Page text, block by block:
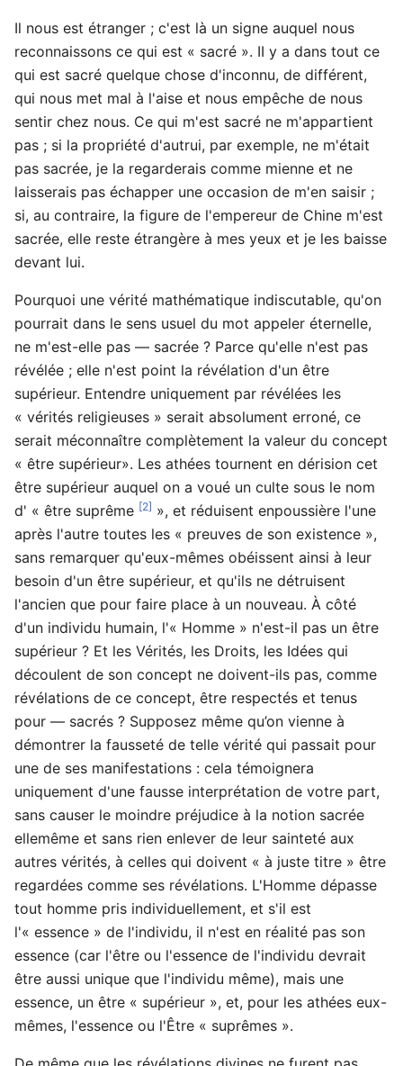
Il nous est étranger ; c'est là un signe auquel nous
reconnaissons ce qui est « sacré ». II y a dans tout ce
qui est sacré quelque chose d'inconnu, de différent,
qui nous met mal à l'aise et nous empêche de nous
sentir chez nous. Ce qui m'est sacré ne m'appartient
pas ; si la propriété d'autrui, par exemple, ne m'était
pas sacrée, je la regarderais comme mienne et ne
laisserais pas échapper une occasion de m'en saisir ;
si, au contraire, la figure de l'empereur de Chine m'est
sacrée, elle reste étrangère à mes yeux et je les baisse
devant lui.
Pourquoi une vérité mathématique indiscutable, qu'on
pourrait dans le sens usuel du mot appeler éternelle,
ne m'est-elle pas — sacrée ? Parce qu'elle n'est pas
révélée ; elle n'est point la révélation d'un être
supérieur. Entendre uniquement par révélées les
« vérités religieuses » serait absolument erroné, ce
serait méconnaître complètement la valeur du concept
« être supérieur». Les athées tournent en dérision cet
être supérieur auquel on a voué un culte sous le nom
d' « être suprême [2] », et réduisent enpoussière l'une
après l'autre toutes les « preuves de son existence »,
sans remarquer qu'eux-mêmes obéissent ainsi à leur
besoin d'un être supérieur, et qu'ils ne détruisent
l'ancien que pour faire place à un nouveau. À côté
d'un individu humain, l'« Homme » n'est-il pas un être
supérieur ? Et les Vérités, les Droits, les Idées qui
découlent de son concept ne doivent-ils pas, comme
révélations de ce concept, être respectés et tenus
pour — sacrés ? Supposez même qu’on vienne à
démontrer la fausseté de telle vérité qui passait pour
une de ses manifestations : cela témoignera
uniquement d'une fausse interprétation de votre part,
sans causer le moindre préjudice à la notion sacrée
ellemême et sans rien enlever de leur sainteté aux
autres vérités, à celles qui doivent « à juste titre » être
regardées comme ses révélations. L'Homme dépasse
tout homme pris individuellement, et s'il est
l'« essence » de l'individu, il n'est en réalité pas son
essence (car l'être ou l'essence de l'individu devrait
être aussi unique que l'individu même), mais une
essence, un être « supérieur », et, pour les athées eux-
mêmes, l'essence ou l'Être « suprêmes ».